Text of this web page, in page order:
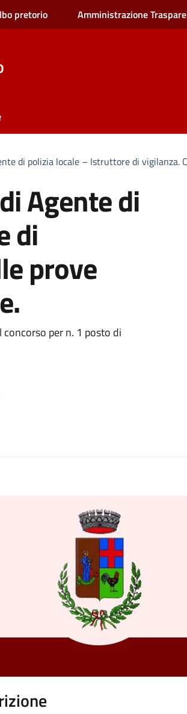
pretorio Amministrazione
di polizia locale – Istruttore di vigilanza.
Agente di
di
prove
per n. 1 posto di